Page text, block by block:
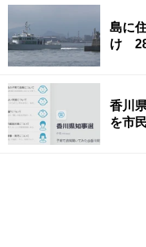
島に
け 28
香川
を市